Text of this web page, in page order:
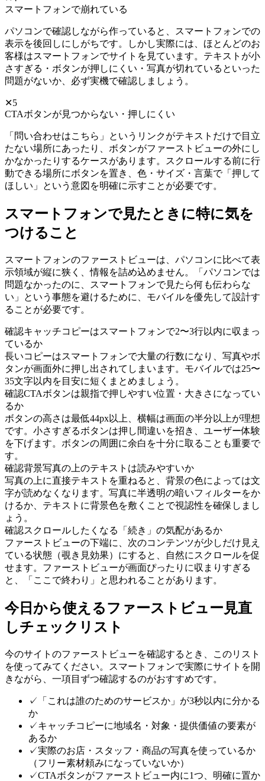
スマートフォンで崩れている
パソコンで確認しながら作っていると、スマートフォンでの
表示を後回しにしがちです。しかし実際には、ほとんどのお
客様はスマートフォンでサイトを見ています。テキストが小
さすぎる・ボタンが押しにくい・写真が切れているといった
問題がないか、必ず実機で確認しましょう。
✕5
CTAボタンが見つからない・押しにくい
「問い合わせはこちら」というリンクがテキストだけで目立
たない場所にあったり、ボタンがファーストビューの外にし
かなかったりするケースがあります。スクロールする前に行
動できる場所にボタンを置き、色・サイズ・言葉で「押して
ほしい」という意図を明確に示すことが必要です。
スマートフォンで見たときに特に気を
つけること
スマートフォンのファーストビューは、パソコンに比べて表
示領域が縦に狭く、情報を詰め込めません。「パソコンでは
問題なかったのに、スマートフォンで見たら何も伝わらな
い」という事態を避けるために、モバイルを優先して設計す
ることが必要です。
確認キャッチコピーはスマートフォンで2〜3行以内に収まっ
ているか
長いコピーはスマートフォンで大量の行数になり、写真やボ
タンが画面外に押し出されてしまいます。モバイルでは25〜
35文字以内を目安に短くまとめましょう。
確認CTAボタンは親指で押しやすい位置・大きさになってい
るか
ボタンの高さは最低44px以上、横幅は画面の半分以上が理想
です。小さすぎるボタンは押し間違いを招き、ユーザー体験
を下げます。ボタンの周囲に余白を十分に取ることも重要で
す。
確認背景写真の上のテキストは読みやすいか
写真の上に直接テキストを重ねると、背景の色によっては文
字が読めなくなります。写真に半透明の暗いフィルターをか
けるか、テキストに背景色を敷くことで視認性を確保しまし
ょう。
確認スクロールしたくなる「続き」の気配があるか
ファーストビューの下端に、次のコンテンツが少しだけ見え
ている状態（覗き見効果）にすると、自然にスクロールを促
せます。ファーストビューが画面ぴったりに収まりすぎる
と、「ここで終わり」と思われることがあります。
今日から使えるファーストビュー見直
しチェックリスト
今のサイトのファーストビューを確認するとき、このリスト
を使ってみてください。スマートフォンで実際にサイトを開
きながら、一項目ずつ確認するのがおすすめです。
✓
「これは誰のためのサービスか」が3秒以内に分かる
か
✓キャッチコピーに地域名・対象・提供価値の要素が
あるか
✓実際のお店・スタッフ・商品の写真を使っているか
（フリー素材頼みになっていないか）
✓CTAボタンがファーストビュー内に1つ、明確に置か